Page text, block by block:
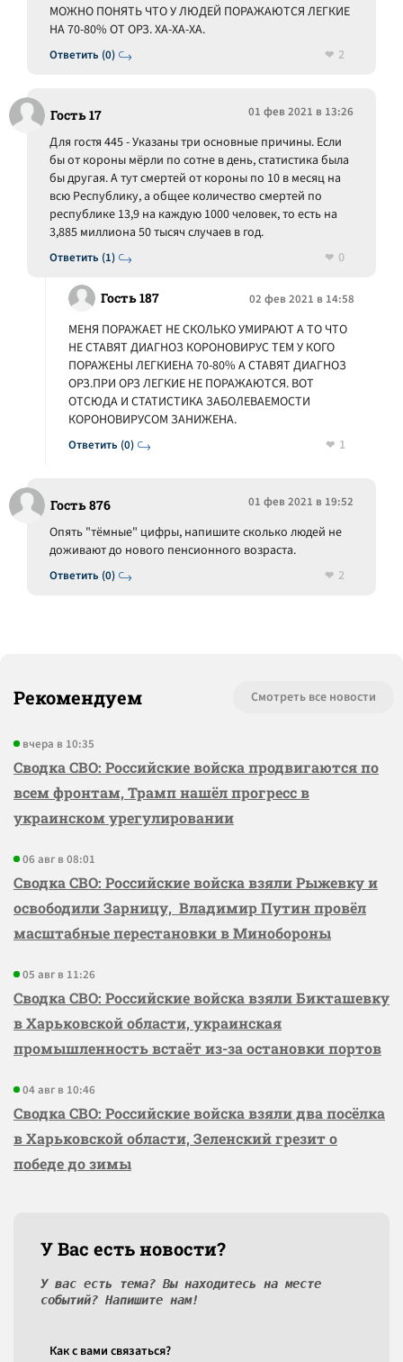
Ответить (0)
МОЖНО ПОНЯТЬ ЧТО У ЛЮДЕЙ ПОРАЖАЮТСЯ ЛЕГКИЕ
НА 70-80% ОТ ОРЗ. ХА-ХА-ХА.
2
Гость 17 01 фев 2021 в 13:26
Ответить (1)
Для гостя 445 - Указаны три основные причины. Если
бы от короны мёрли по сотне в день, статистика была
бы другая. А тут смертей от короны по 10 в месяц на
всю Республику, а общее количество смертей по
республике 13,9 на каждую 1000 человек, то есть на
3,885 миллиона 50 тысяч случаев в год.
0
Гость 187 02 фев 2021 в 14:58
Ответить (0)
МЕНЯ ПОРАЖАЕТ НЕ СКОЛЬКО УМИРАЮТ А ТО ЧТО
НЕ СТАВЯТ ДИАГНОЗ КОРОНОВИРУС ТЕМ У КОГО
ПОРАЖЕНЫ ЛЕГКИЕНА 70-80% А СТАВЯТ ДИАГНОЗ
ОРЗ.ПРИ ОРЗ ЛЕГКИЕ НЕ ПОРАЖАЮТСЯ. ВОТ
ОТСЮДА И СТАТИСТИКА ЗАБОЛЕВАЕМОСТИ
КОРОНОВИРУСОМ ЗАНИЖЕНА.
1
Гость 876 01 фев 2021 в 19:52
Ответить (0)
Опять "тёмные" цифры, напишите сколько людей не
доживают до нового пенсионного возраста.
2
Рекомендуем Смотреть все новости
вчера в 10:35
Сводка СВО: Российские войска продвигаются по
всем фронтам, Трамп нашёл прогресс в
украинском урегулировании
06 авг в 08:01
Сводка СВО: Российские войска взяли Рыжевку и
освободили Зарницу, Владимир Путин провёл
масштабные перестановки в Минобороны
05 авг в 11:26
Сводка СВО: Российские войска взяли Бикташевку
в Харьковской области, украинская
промышленность встаёт из-за остановки портов
04 авг в 10:46
Сводка СВО: Российские войска взяли два посёлка
в Харьковской области, Зеленский грезит о
победе до зимы
У Вас есть новости?
У вас есть тема? Вы находитесь на месте
событий? Напишите нам!
Как c вами связаться?